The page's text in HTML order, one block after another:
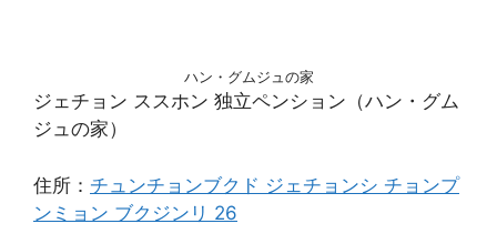
ハン・グムジュの家
ジェチョン ススホン 独立ペンション（ハン・グム
ジュの家）
住所： チュンチョンブクド ジェチョンシ チョンプ
ンミョン ブクジンリ 26